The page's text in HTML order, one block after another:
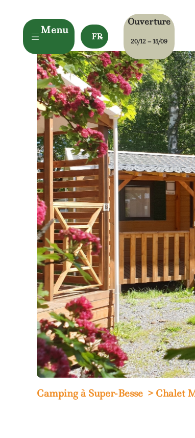
Menu
FR
Ouverture
20/12 – 15/09
Camping à Super-Besse Chalet